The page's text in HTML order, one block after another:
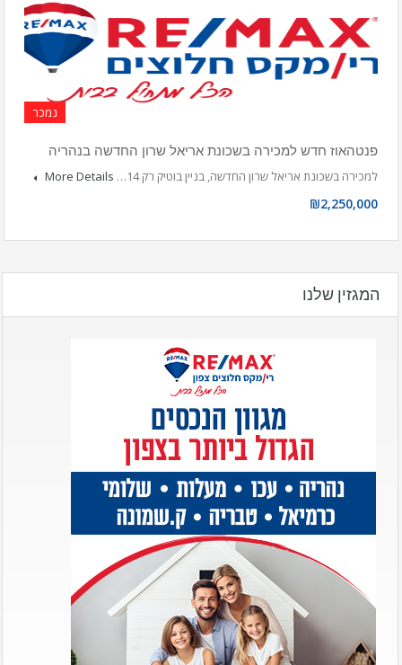
נמכר
פנטהאוז חדש למכירה בשכונת אריאל שרון החדשה בנהריה
למכירה בשכונת אריאל שרון החדשה, בניין בוטיק רק 14…
More Details
₪2,250,000
המגזין שלנו